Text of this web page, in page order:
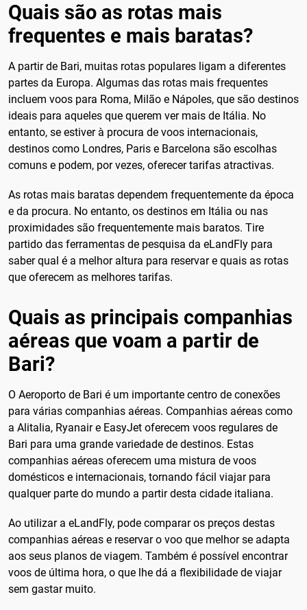
Quais são as rotas mais
frequentes e mais baratas?
A partir de Bari, muitas rotas populares ligam a diferentes
partes da Europa. Algumas das rotas mais frequentes
incluem voos para Roma, Milão e Nápoles, que são destinos
ideais para aqueles que querem ver mais de Itália. No
entanto, se estiver à procura de voos internacionais,
destinos como Londres, Paris e Barcelona são escolhas
comuns e podem, por vezes, oferecer tarifas atractivas.
As rotas mais baratas dependem frequentemente da época
e da procura. No entanto, os destinos em Itália ou nas
proximidades são frequentemente mais baratos. Tire
partido das ferramentas de pesquisa da eLandFly para
saber qual é a melhor altura para reservar e quais as rotas
que oferecem as melhores tarifas.
Quais as principais companhias
aéreas que voam a partir de
Bari?
O Aeroporto de Bari é um importante centro de conexões
para várias companhias aéreas. Companhias aéreas como
a Alitalia, Ryanair e EasyJet oferecem voos regulares de
Bari para uma grande variedade de destinos. Estas
companhias aéreas oferecem uma mistura de voos
domésticos e internacionais, tornando fácil viajar para
qualquer parte do mundo a partir desta cidade italiana.
Ao utilizar a eLandFly, pode comparar os preços destas
companhias aéreas e reservar o voo que melhor se adapta
aos seus planos de viagem. Também é possível encontrar
voos de última hora, o que lhe dá a flexibilidade de viajar
sem gastar muito.